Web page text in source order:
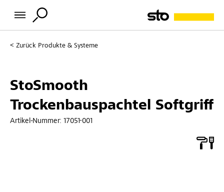
Zurück Produkte & Systeme
StoSmooth
Trockenbauspachtel Softgriff
Artikel-Nummer: 17051-001